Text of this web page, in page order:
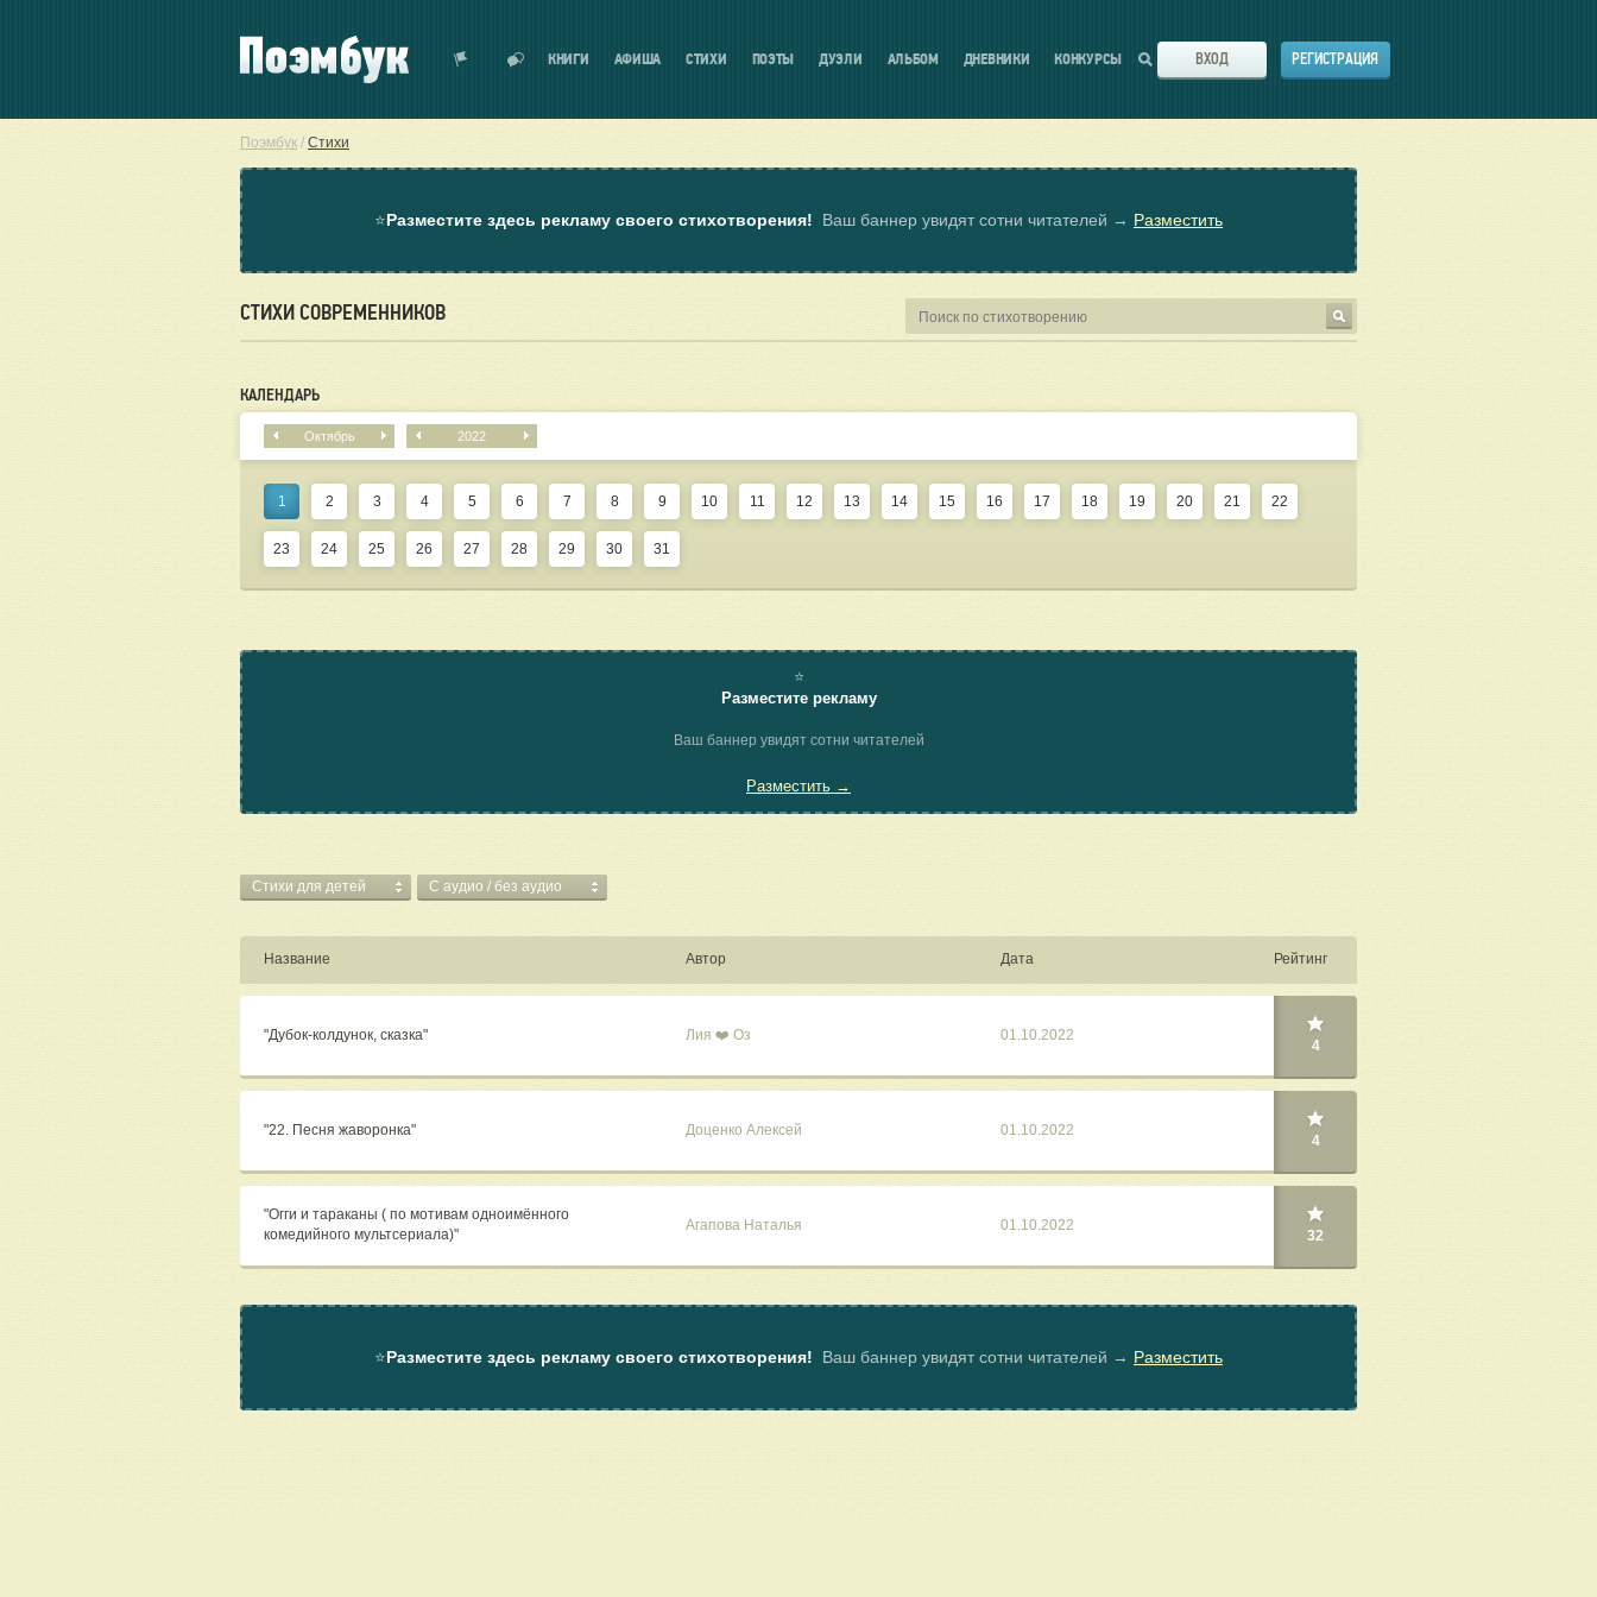
КНИГИ АФИША СТИХИ ПОЭТЫ ДУЭЛИ АЛЬБОМ ДНЕВНИКИ КОНКУРСЫ ВХОД РЕГИСТРАЦИЯ
Поэмбук / Стихи
⭐Разместите здесь рекламу своего стихотворения! Ваш баннер увидят сотни читателей → Разместить
СТИХИ СОВРЕМЕННИКОВ
КАЛЕНДАРЬ
Октябрь 2022
1 2 3 4 5 6 7 8 9 10 11 12 13 14 15 16 17 18 19 20 21 22
23 24 25 26 27 28 29 30 31
⭐
Разместите рекламу
Ваш баннер увидят сотни читателей
Разместить →
Стихи для детей C аудио / без аудио
Название Автор Дата Рейтинг
"Дубок-колдунок, сказка" Лия ❤️ Оз 01.10.2022
4
"22. Песня жаворонка" Доценко Алексей 01.10.2022
4
"Огги и тараканы ( по мотивам одноимённого
комедийного мультсериала)"
Агапова Наталья 01.10.2022
32
⭐Разместите здесь рекламу своего стихотворения! Ваш баннер увидят сотни читателей → Разместить